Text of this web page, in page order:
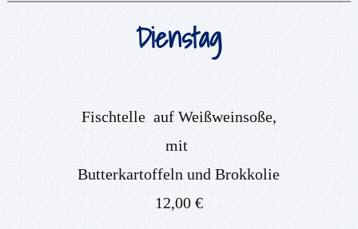
Dienstag
Fischtelle auf Weißweinsoße,
mit
Butterkartoffeln und Brokkolie
12,00 €